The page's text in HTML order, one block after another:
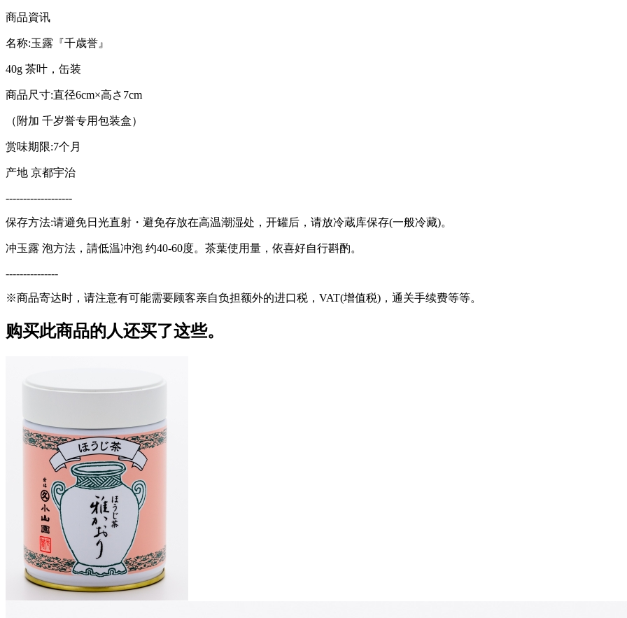
商品資讯
名称:玉露『千歳誉』
40g 茶叶，缶装
商品尺寸:直径6cm×高さ7cm
（附加 千岁誉专用包装盒）
赏味期限:7个月
产地 京都宇治
-------------------
保存方法:请避免日光直射・避免存放在高温潮湿处，开罐后，请放冷蔵库保存(一般冷藏)。
冲玉露 泡方法，請低温冲泡 约‎40-60度。茶葉使用量，依喜好自行斟酌。
---------------
※商品寄达时，请注意有可能需要顾客亲自负担额外的进口税，VAT(增值税)，通关手续费等等。
购买此商品的人还买了这些。